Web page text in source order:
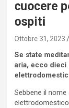
cuocere
ospiti
Ottobre 31, 2023
Se state
aria, ecco dieci
Sebbene il
elettrodomestico